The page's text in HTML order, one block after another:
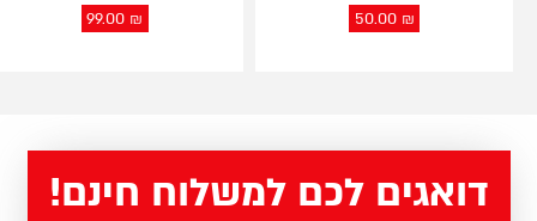
50.00 ₪
99.00 ₪
דואגים לכם למשלוח חינם!